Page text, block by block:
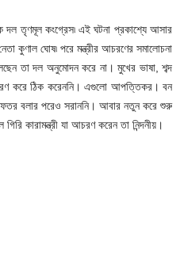
দল তৃণমূল কংগ্রেস৷ এই ঘটনা প্রকাশ্যে আসার
কুণাল ঘোষ৷ পরে মন্ত্রীর আচরণের সমালোচনা
তা দল অনুমোদন করে না। মুখের ভাষা, শব্দ
করে ঠিক করেননি। এগুলো আপত্তিকর। বন
বলার পরেও সরাননি। আবার নতুন করে শুরু
কারামন্ত্রী যা আচরণ করেন তা নিন্দনীয়।